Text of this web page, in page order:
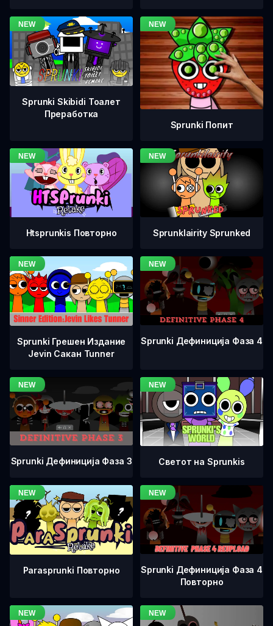
Sprunki Skibidi Тоалет
Преработка
Sprunki Попит
Htsprunkis Повторно Sprunklairity Sprunked
Sprunki Грешен Издание
Jevin Сакан Tunner
Sprunki Дефиниција Фаза 4
Sprunki Дефиниција Фаза 3 Светот на Sprunkis
Parasprunki Повторно
Sprunki Дефиниција Фаза 4
Повторно